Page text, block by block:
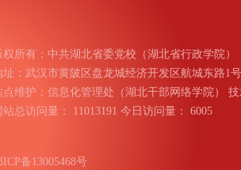
权所有：中共湖北省委党校（湖北省行政学院）
址：武汉市黄陂区盘龙城经济开发区航城东路1
点维护：信息化管理处（湖北干部网络学院）
站总访问量： 11013191 今日访问量： 6005
ICP备13005468号